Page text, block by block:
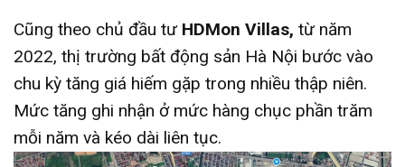
Cũng theo chủ đầu tư HDMon Villas, từ năm
2022, thị trường bất động sản Hà Nội bước vào
chu kỳ tăng giá hiếm gặp trong nhiều thập niên.
Mức tăng ghi nhận ở mức hàng chục phần trăm
mỗi năm và kéo dài liên tục.